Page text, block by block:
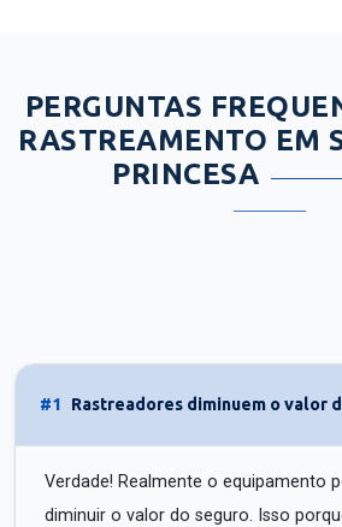
PERGUNTAS
RASTREAMENTO EM
PRINCESA
#1 Rastreadores diminuem o valor
Verdade! Realmente o equipamento
diminuir o valor do seguro. Isso